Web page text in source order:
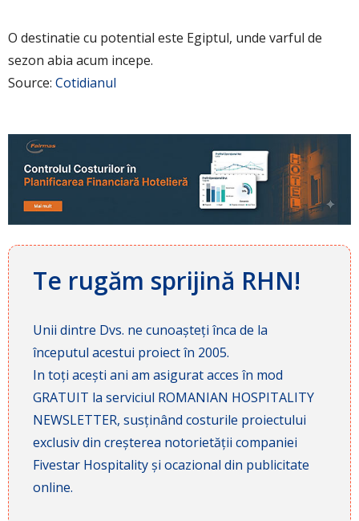
O destinatie cu potential este Egiptul, unde varful de
sezon abia acum incepe.
Source: Cotidianul
Te rugăm sprijină RHN!
Unii dintre Dvs. ne cunoașteți înca de la
începutul acestui proiect în 2005.
In toți acești ani am asigurat acces în mod
GRATUIT la serviciul ROMANIAN HOSPITALITY
NEWSLETTER, susținând costurile proiectului
exclusiv din creșterea notorietății companiei
Fivestar Hospitality și ocazional din publicitate
online.